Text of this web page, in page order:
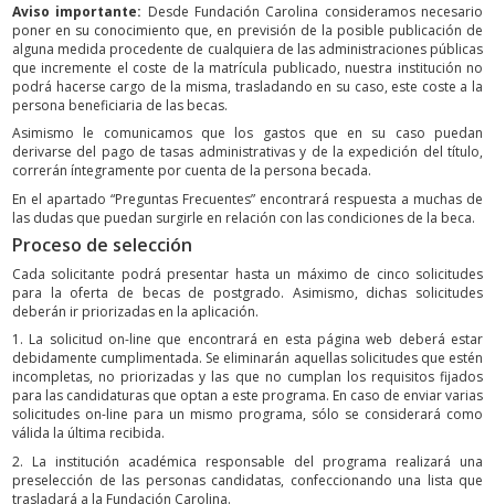
Aviso importante: Desde Fundación Carolina consideramos necesario
poner en su conocimiento que, en previsión de la posible publicación de
alguna medida procedente de cualquiera de las administraciones públicas
que incremente el coste de la matrícula publicado, nuestra institución no
podrá hacerse cargo de la misma, trasladando en su caso, este coste a la
persona beneficiaria de las becas.
Asimismo le comunicamos que los gastos que en su caso puedan
derivarse del pago de tasas administrativas y de la expedición del título,
correrán íntegramente por cuenta de la persona becada.
En el apartado “Preguntas Frecuentes” encontrará respuesta a muchas de
las dudas que puedan surgirle en relación con las condiciones de la beca.
Proceso de selección
Cada solicitante podrá presentar hasta un máximo de cinco solicitudes
para la oferta de becas de postgrado. Asimismo, dichas solicitudes
deberán ir priorizadas en la aplicación.
1. La solicitud on-line que encontrará en esta página web deberá estar
debidamente cumplimentada. Se eliminarán aquellas solicitudes que estén
incompletas, no priorizadas y las que no cumplan los requisitos fijados
para las candidaturas que optan a este programa. En caso de enviar varias
solicitudes on-line para un mismo programa, sólo se considerará como
válida la última recibida.
2. La institución académica responsable del programa realizará una
preselección de las personas candidatas, confeccionando una lista que
trasladará a la Fundación Carolina.